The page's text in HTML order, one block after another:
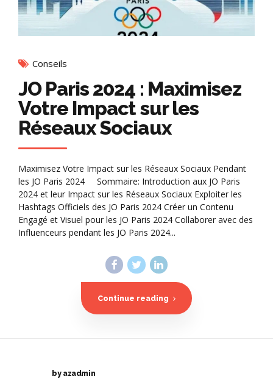
Conseils
JO Paris 2024 : Maximisez
Votre Impact sur les
Réseaux Sociaux
Maximisez Votre Impact sur les Réseaux Sociaux Pendant
les JO Paris 2024 Sommaire: Introduction aux JO Paris
2024 et leur Impact sur les Réseaux Sociaux Exploiter les
Hashtags Officiels des JO Paris 2024 Créer un Contenu
Engagé et Visuel pour les JO Paris 2024 Collaborer avec des
Influenceurs pendant les JO Paris 2024...
Continue reading
by azadmin